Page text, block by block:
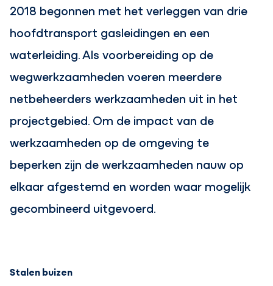
2018 begonnen met het verleggen van drie
hoofdtransport gasleidingen en een
waterleiding. Als voorbereiding op de
wegwerkzaamheden voeren meerdere
netbeheerders werkzaamheden uit in het
projectgebied. Om de impact van de
werkzaamheden op de omgeving te
beperken zijn de werkzaamheden nauw op
elkaar afgestemd en worden waar mogelijk
gecombineerd uitgevoerd.
Stalen buizen